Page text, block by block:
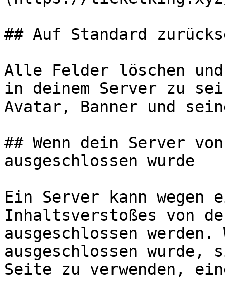
## Auf Standard
Alle Felder löschen
in deinem Server zu
Avatar, Banner und
## Wenn dein Server
ausgeschlossen wurde
Ein Server kann wegen
Inhaltsverstoßes von
ausgeschlossen werden.
ausgeschlossen
Seite zu verwenden,